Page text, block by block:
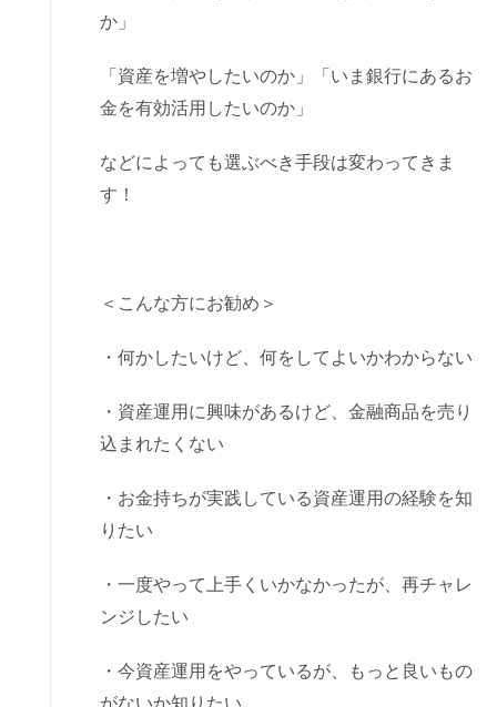
か」
「資産を増やしたいのか」「いま銀行にあるお
金を有効活用したいのか」
などによっても選ぶべき手段は変わってきま
す！
＜こんな方にお勧め＞
・何かしたいけど、何をしてよいかわからない
・資産運用に興味があるけど、金融商品を売り
込まれたくない
・お金持ちが実践している資産運用の経験を知
りたい
・一度やって上手くいかなかったが、再チャレ
ンジしたい
・今資産運用をやっているが、もっと良いもの
がないか知りたい